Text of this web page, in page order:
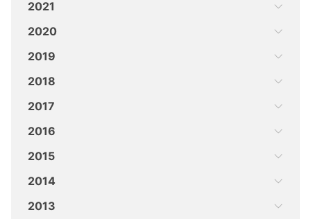
2021
2020
2019
2018
2017
2016
2015
2014
2013